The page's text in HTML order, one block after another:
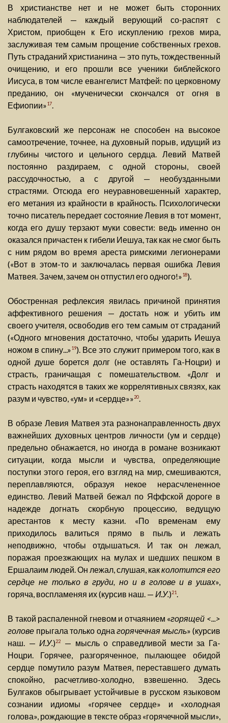
В христианстве нет и не может быть сторонних
наблюдателей — каждый верующий со-распят с
Христом, приобщен к Его искуплению грехов мира,
заслуживая тем самым прощение собственных грехов.
Путь страданий христианина — это путь, тождественный
очищению, и его прошли все ученики библейского
Иисуса, в том числе евангелист Матфей: по церковному
преданию, он «мученически скончался от огня в
Ефиопии»17.
Булгаковский же персонаж не способен на высокое
самоотречение, точнее, на духовный порыв, идущий из
глубины чистого и цельного сердца. Левий Матвей
постоянно раздираем, с одной стороны, своей
рассудочностью, а с другой — необузданными
страстями. Отсюда его неуравновешенный характер,
его метания из крайности в крайность. Психологически
точно писатель передает состояние Левия в тот момент,
когда его душу терзают муки совести: ведь именно он
оказался причастен к гибели Иешуа, так как не смог быть
с ним рядом во время ареста римскими легионерами
(«Вот в этом-то и заключалась первая ошибка Левия
Матвея. Зачем, зачем он отпустил его одного!»18).
Обостренная рефлексия явилась причиной принятия
аффективного решения — достать нож и убить им
своего учителя, освободив его тем самым от страданий
(«Одного мгновения достаточно, чтобы ударить Иешуа
ножом в спину...»19). Все это служит примером того, как в
одной душе борется долг (не оставлять Га-Ноцри) и
страсть, граничащая с помешательством. «Долг и
страсть находятся в таких же коррелятивных связях, как
разум и чувство, «ум» и «сердце»»20.
В образе Левия Матвея эта разнонаправленность двух
важнейших духовных центров личности (ум и сердце)
предельно обнажается, но иногда в романе возникают
ситуации, когда мысли и чувства, определяющие
поступки этого героя, его взгляд на мир, смешиваются,
переплавляются, образуя некое нерасчлененное
единство. Левий Матвей бежал по Яффской дороге в
надежде догнать скорбную процессию, ведущую
арестантов к месту казни. «По временам ему
приходилось валиться прямо в пыль и лежать
неподвижно, чтобы отдышаться. И так он лежал,
поражая проезжающих на мулах и шедших пешком в
Ершалаим людей. Он лежал, слушая, какколотится его
сердце не только в груди, но и в голове и в ушах»,
горяча, воспламеняя их (курсив наш. — И.У.)21.
В такой распаленной гневом и отчаянием «горящей <...>
голове прыгала только одна горячечная мысль» (курсив
наш. —И.У.)22
— мысль о справедливой мести за Га-
Ноцри. Горячее, разгоряченное, пылающее обидой
сердце помутило разум Матвея, переставшего думать
спокойно, расчетливо-холодно, взвешенно. Здесь
Булгаков обыгрывает устойчивые в русском языковом
сознании идиомы «горячее сердце» и «холодная
голова», рождающие в тексте образ «горячечной мысли»,